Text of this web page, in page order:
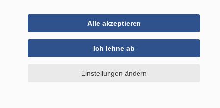
Alle akzeptieren
Ich lehne ab
Einstellungen ändern